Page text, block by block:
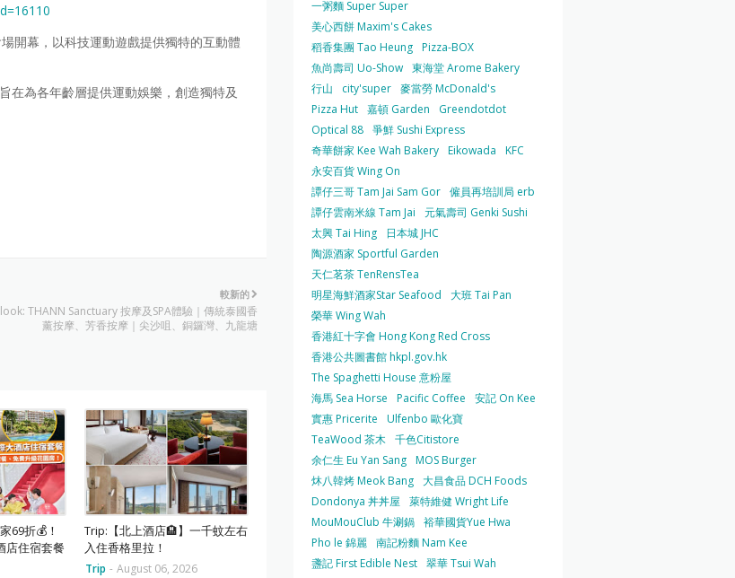
開幕，以科技運動遊戲提供獨特的互動體
在為各年齡層提供運動娛樂，創造獨特及
較新的
THANN Sanctuary 按摩及SPA體驗｜傳統泰國香
薰按摩、芳香按摩｜尖沙咀、銅鑼灣、九龍塘
69折💰！
店住宿套餐
Trip:【北上酒店🏨】一千蚊左右
入住香格里拉！
Trip - August 06, 2026
一粥麵 Super Super
美心西餅 Maxim's Cakes
稻香集團 Tao Heung Pizza-BOX
魚尚壽司 Uo-Show 東海堂 Arome Bakery
行山
city'super 麥當勞 McDonald's
Pizza Hut 嘉頓 Garden
Greendotdot
Optical 88 爭鮮 Sushi Express
奇華餅家 Kee Wah Bakery Eikowada
KFC
永安百貨 Wing On
譚仔三哥 Tam Jai Sam Gor 僱員再培訓局 erb
譚仔雲南米線 Tam Jai
元氣壽司 Genki Sushi
太興 Tai Hing
日本城 JHC
陶源酒家 Sportful Garden
天仁茗茶 TenRensTea
明星海鮮酒家Star Seafood
大班 Tai Pan
榮華 Wing Wah
香港紅十字會 Hong Kong Red Cross
香港公共圖書館 hkpl.gov.hk
The Spaghetti House 意粉屋
海馬 Sea Horse
Pacific Coffee
安記 On Kee
實惠 Pricerite
Ulfenbo 歐化寶
TeaWood 茶木 千色Citistore
余仁生 Eu Yan Sang MOS Burger
炑八韓烤 Meok Bang 大昌食品 DCH Foods
Dondonya 丼丼屋
萊特維健 Wright Life
MouMouClub 牛涮鍋 裕華國貨Yue Hwa
Pho le 錦麗 南記粉麵 Nam Kee
盞記 First Edible Nest 翠華 Tsui Wah